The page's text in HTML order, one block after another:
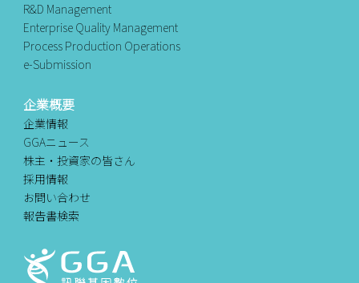
R&D Management
Enterprise Quality Management
Process Production Operations
e-Submission
企業概要
企業情報
GGAニュース
株主・投資家の皆さん
採用情報
お問い合わせ
報告書検索